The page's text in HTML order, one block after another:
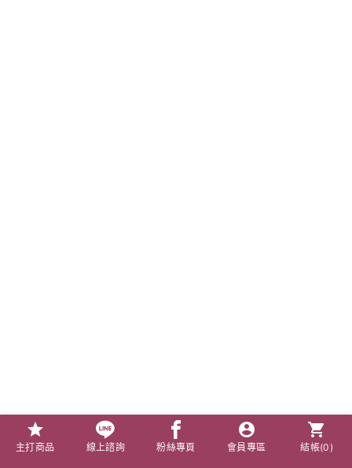
主打商品 線上諮詢 粉絲專頁 會員專區 結帳(0)